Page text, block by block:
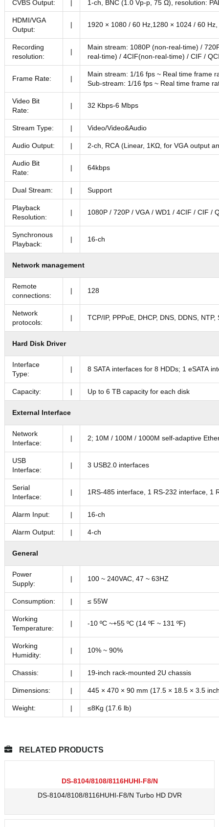
CVBS Output: | 1-ch, BNC (1.0 Vp-p, 75 Ω), resolution:
HDMI/VGA
Output:
| 1920 × 1080 / 60 Hz,1280 × 1024 / 60
Recording
resolution:
|
Main stream: 1080P (non-real-time) /
real-time) / 4CIF(non-real-time) / CIF /
Frame Rate: |
Main stream: 1/16 fps ~ Real time frame
Sub-stream: 1/16 fps ~ Real time frame
Video Bit
Rate:
| 32 Kbps-6 Mbps
Stream Type: | Video/Video&Audio
Audio Output: | 2-ch, RCA (Linear, 1KΩ, for VGA output
Audio Bit
Rate:
| 64kbps
Dual Stream: | Support
Playback
Resolution:
| 1080P / 720P / VGA / WD1 / 4CIF / CIF /
Synchronous
Playback:
| 16-ch
Network management
Remote
connections:
| 128
Network
protocols:
| TCP/IP, PPPoE, DHCP, DNS, DDNS,
Hard Disk Driver
Interface
Type:
| 8 SATA interfaces for 8 HDDs; 1 eSATA
Capacity: | Up to 6 TB capacity for each disk
External Interface
Network
Interface:
| 2; 10M / 100M / 1000M self-adaptive
USB
Interface:
| 3 USB2.0 interfaces
Serial
Interface:
| 1RS-485 interface, 1 RS-232 interface, 1
Alarm Input: | 16-ch
Alarm Output: | 4-ch
General
Power
Supply:
| 100 ~ 240VAC, 47 ~ 63HZ
Consumption: | ≤ 55W
Working
Temperature:
| -10 ºC ~+55 ºC (14 ºF ~ 131 ºF)
Working
Humidity:
| 10% ~ 90%
Chassis: | 19-inch rack-mounted 2U chassis
Dimensions: | 445 × 470 × 90 mm (17.5 × 18.5 × 3.5
Weight: | ≤8Kg (17.6 lb)
RELATED PRODUCTS
DS-8104/8108/8116HUHI-F8/N
DS-8104/8108/8116HUHI-F8/N Turbo HD DVR